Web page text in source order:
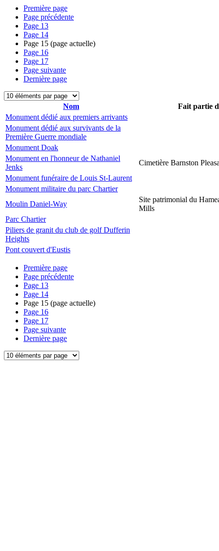
Première page
Page précédente
Page 13
Page 14
Page 15 (page actuelle)
Page 16
Page 17
Page suivante
Dernière page
Nom
Fait partie
Monument dédié aux premiers arrivants
Monument dédié aux survivants de la
Première Guerre mondiale
Monument Doak
Monument en l'honneur de Nathaniel
Jenks
Cimetière Barnston
Monument funéraire de Louis St-Laurent
Monument militaire du parc Chartier
Moulin Daniel-Way
Site patrimonial du
Mills
Parc Chartier
Piliers de granit du club de golf Dufferin
Heights
Pont couvert d'Eustis
Première page
Page précédente
Page 13
Page 14
Page 15 (page actuelle)
Page 16
Page 17
Page suivante
Dernière page